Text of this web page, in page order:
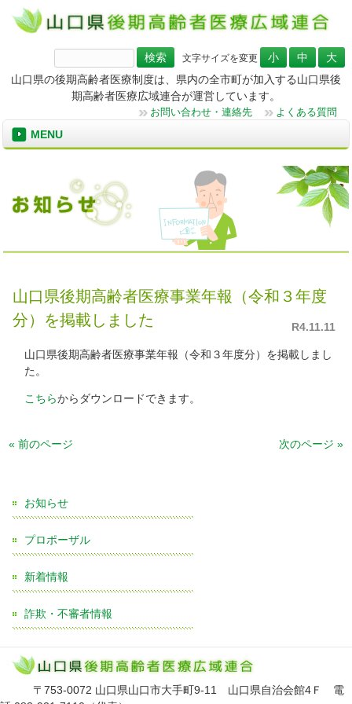
文字サイズを変更
検
索:
山口県の後期高齢者医療制度は、県内の全市町が加入する山口県後
期高齢者医療広域連合が運営しています。
お問い合わせ・連絡先 よくある質問
MENU
山口県後期高齢者医療事業年報（令和３年度
分）を掲載しました
R4.11.11
山口県後期高齢者医療事業年報（令和３年度分）を掲載しまし
た。
こちらからダウンロードできます。
« 前のページ 次のページ »
お知らせ
プロポーザル
新着情報
詐欺・不審者情報
〒753-0072 山口県山口市大手町9-11 山口県自治会館4Ｆ 電